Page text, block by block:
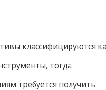
классифицируются
тогда
требуется получить